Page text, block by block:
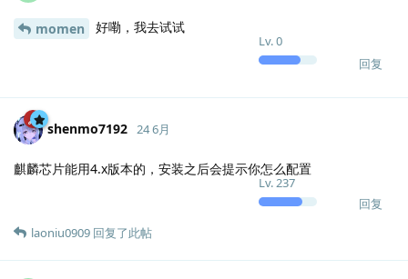
Lv.0
momen 好嘞，我去试试
回复
shenmo7192
Lv.237
24 6月
麒麟芯片能用4.x版本的，安装之后会提示你怎么配置
回复
laoniu0909 回复了此帖